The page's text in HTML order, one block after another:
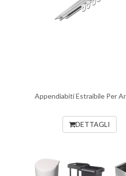
Appendiabiti Estraibile Per
DETTAGLI